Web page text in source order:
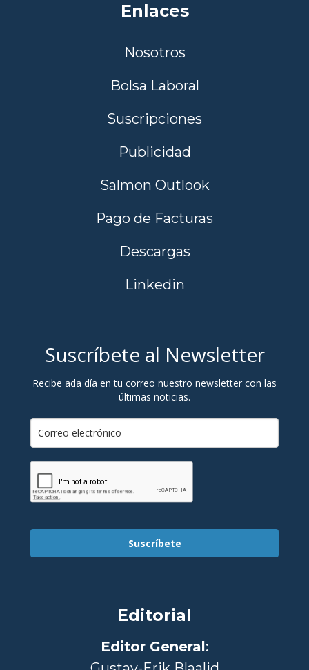
Enlaces
Nosotros
Bolsa Laboral
Suscripciones
Publicidad
Salmon Outlook
Pago de Facturas
Descargas
Linkedin
Suscríbete al Newsletter
Recibe ada día en tu correo nuestro newsletter con las
últimas noticias.
Suscríbete
Editorial
Editor General: